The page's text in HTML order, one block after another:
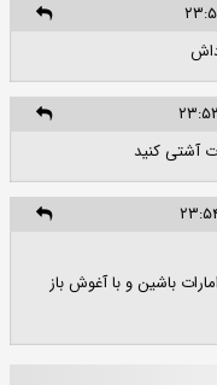
آشتی کنید
باشین و با آغوش باز